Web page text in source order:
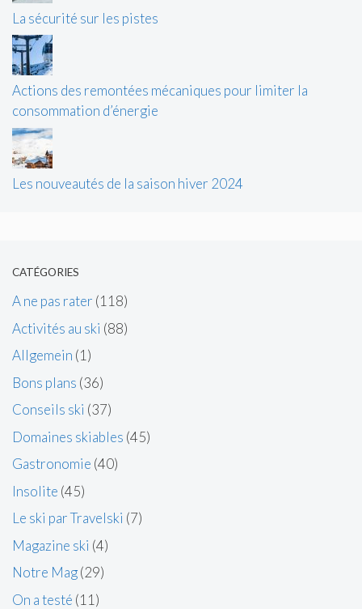
La sécurité sur les pistes
Actions des remontées mécaniques pour limiter la
consommation d’énergie
Les nouveautés de la saison hiver 2024
CATÉGORIES
A ne pas rater (118)
Activités au ski (88)
Allgemein (1)
Bons plans (36)
Conseils ski (37)
Domaines skiables (45)
Gastronomie (40)
Insolite (45)
Le ski par Travelski (7)
Magazine ski (4)
Notre Mag(29)
On a testé (11)